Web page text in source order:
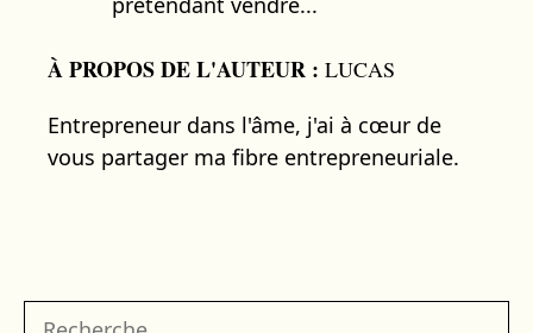
À PROPOS DE L'AUTEUR : LUCAS
Entrepreneur dans l'âme, j'ai à cœur de
vous partager ma fibre entrepreneuriale.
Rechercher :